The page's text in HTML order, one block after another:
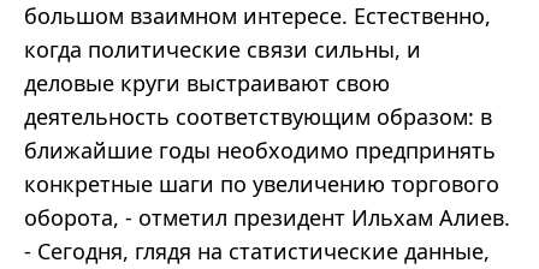
большом взаимном интересе. Естественно,
когда политические связи сильны, и
деловые круги выстраивают свою
деятельность соответствующим образом: в
ближайшие годы необходимо предпринять
конкретные шаги по увеличению торгового
оборота, - отметил президент Ильхам Алиев.
- Сегодня, глядя на статистические данные,